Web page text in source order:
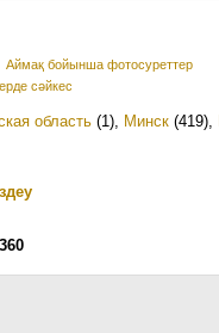
Аймақ бойынша фотосуреттер
сәйкес
область (1), Минск (419),
360